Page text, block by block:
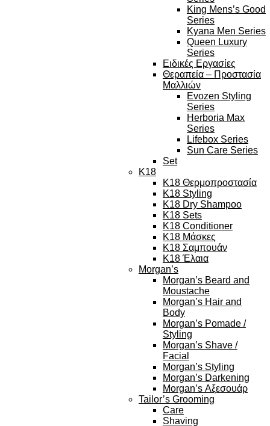
King Mens’s Good
Series
Kyana Men Series
Queen Luxury
Series
Ειδικές Εργασίες
Θεραπεία – Προστασία
Μαλλιών
Evozen Styling
Series
Herboria Max
Series
Lifebox Series
Sun Care Series
Set
K18
K18 Θερμοπροστασία
K18 Styling
K18 Dry Shampoo
K18 Sets
K18 Conditioner
K18 Μάσκες
K18 Σαμπουάν
K18 Έλαια
Morgan’s
Morgan’s Beard and
Moustache
Morgan’s Hair and
Body
Morgan’s Pomade /
Styling
Morgan’s Shave /
Facial
Morgan’s Styling
Morgan’s Darkening
Morgan’s Αξεσουάρ
Tailor’s Grooming
Care
Shaving